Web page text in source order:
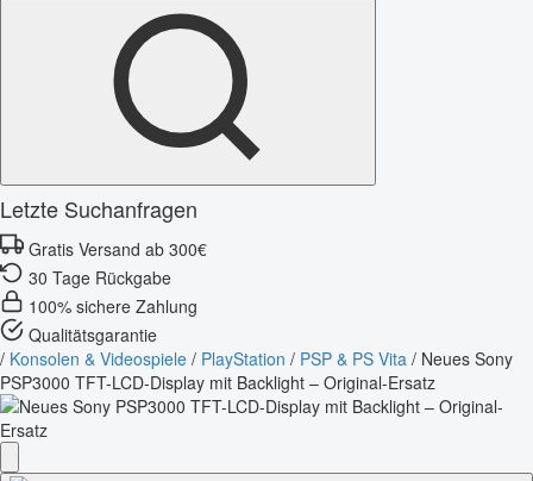
Letzte Suchanfragen
Gratis Versand ab 300€
30 Tage Rückgabe
100% sichere Zahlung
Qualitätsgarantie
/ Konsolen & Videospiele / PlayStation / PSP & PS Vita / Neues Sony
PSP3000 TFT-LCD-Display mit Backlight – Original-Ersatz